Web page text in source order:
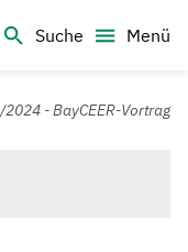
Suche
Menü
Uni
- BayCEER-Vortrag